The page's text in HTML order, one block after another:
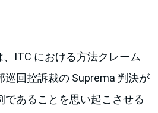
ITC における方法クレーム
巡回控訴裁の Suprema 判決が
であることを思い起こさせる